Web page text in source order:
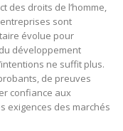
des droits de l’homme,
sont
évolue pour
développement
ne suffit plus.
de preuves
confiance aux
exigences des marchés